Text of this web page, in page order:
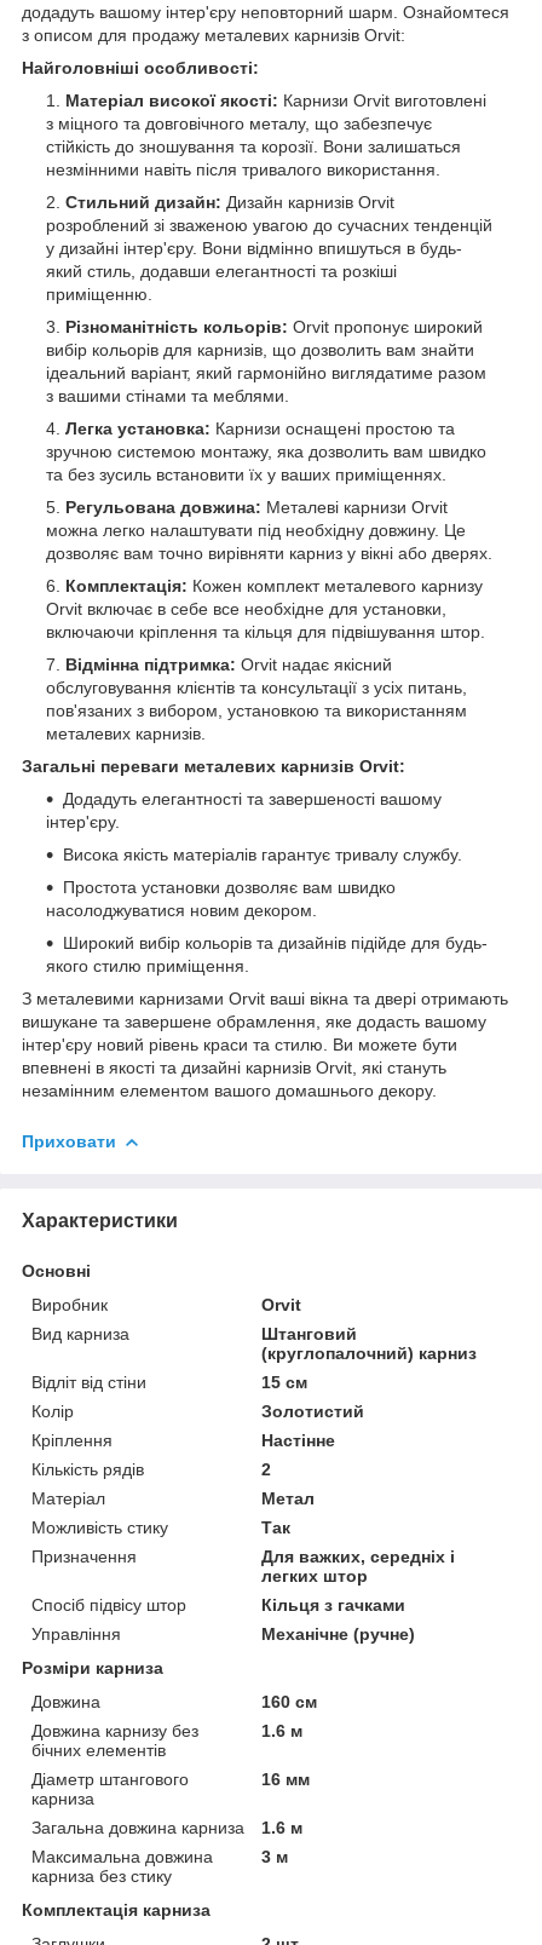
додадуть вашому інтер'єру неповторний шарм. Ознайомтеся
з описом для продажу металевих карнизів Orvit:
Найголовніші особливості:
Матеріал високої якості: Карнизи Orvit виготовлені
з міцного та довговічного металу, що забезпечує
стійкість до зношування та корозії. Вони залишаться
незмінними навіть після тривалого використання.
Стильний дизайн: Дизайн карнизів Orvit
розроблений зі зваженою увагою до сучасних тенденцій
у дизайні інтер'єру. Вони відмінно впишуться в будь-
який стиль, додавши елегантності та розкіші
приміщенню.
Різноманітність кольорів: Orvit пропонує широкий
вибір кольорів для карнизів, що дозволить вам знайти
ідеальний варіант, який гармонійно виглядатиме разом
з вашими стінами та меблями.
Легка установка: Карнизи оснащені простою та
зручною системою монтажу, яка дозволить вам швидко
та без зусиль встановити їх у ваших приміщеннях.
Регульована довжина: Металеві карнизи Orvit
можна легко налаштувати під необхідну довжину. Це
дозволяє вам точно вирівняти карниз у вікні або дверях.
Комплектація: Кожен комплект металевого карнизу
Orvit включає в себе все необхідне для установки,
включаючи кріплення та кільця для підвішування штор.
Відмінна підтримка: Orvit надає якісний
обслуговування клієнтів та консультації з усіх питань,
пов'язаних з вибором, установкою та використанням
металевих карнизів.
Загальні переваги металевих карнизів Orvit:
Додадуть елегантності та завершеності вашому
інтер'єру.
Висока якість матеріалів гарантує тривалу службу.
Простота установки дозволяє вам швидко
насолоджуватися новим декором.
Широкий вибір кольорів та дизайнів підійде для будь-
якого стилю приміщення.
З металевими карнизами Orvit ваші вікна та двері отримають
вишукане та завершене обрамлення, яке додасть вашому
інтер'єру новий рівень краси та стилю. Ви можете бути
впевнені в якості та дизайні карнизів Orvit, які стануть
незамінним елементом вашого домашнього декору.
Приховати
Характеристики
Основні
Виробник
Orvit
Вид карниза
Штанговий
(круглопалочний) карниз
Відліт від стіни
15 см
Колір
Золотистий
Кріплення
Настінне
Кількість рядів
2
Матеріал
Метал
Можливість стику
Так
Призначення
Для важких, середніх і
легких штор
Спосіб підвісу штор
Кільця з гачками
Управління
Механічне (ручне)
Розміри карниза
Довжина
160 см
Довжина карнизу без
бічних елементів
1.6 м
Діаметр штангового
карниза
16 мм
Загальна довжина карниза
1.6 м
Максимальна довжина
карниза без стику
3 м
Комплектація карниза